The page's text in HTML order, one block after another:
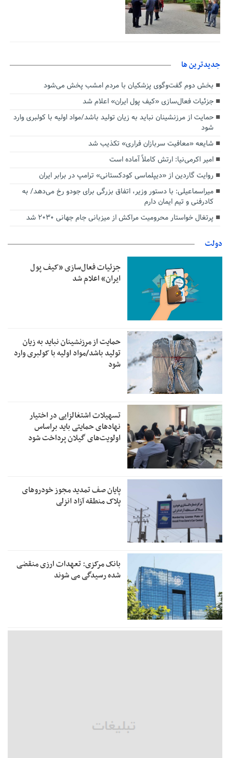
جديدترين ها
بخش دوم گفت‌وگوی پزشکیان با مردم امشب پخش می‌شود
جزئیات فعال‌سازی «کیف پول ایران» اعلام شد
حمایت از مرزنشینان نباید به زیان تولید باشد/مواد اولیه با کولبری وارد
شود
شایعه «معافیت سربازان فراری» تکذیب شد
امیر اکرمی‌نیا: ارتش کاملاً آماده است
روایت گاردین از «دیپلماسی کودکستانی» ترامپ در برابر ایران
میراسماعیلی: با دستور وزیر، اتفاق بزرگی برای جودو رخ می‌دهد/ به
کادرفنی و تیم ایمان دارم
پرتغال خواستار محرومیت مراکش از میزبانی جام جهانی ۲۰۳۰ شد
دولت
جزئیات فعال‌سازی «کیف پول
ایران» اعلام شد
حمایت از مرزنشینان نباید به زیان
تولید باشد/مواد اولیه با کولبری وارد
شود
تسهیلات اشتغالزایی در اختیار
نهادهای حمایتی باید براساس
اولویت‌های گیلان پرداخت شود
پایان صف تمدید مجوز خودروهای
پلاک منطقه آزاد انزلی
بانک مرکزی: تعهدات ارزی منقضی
شده رسیدگی می شوند